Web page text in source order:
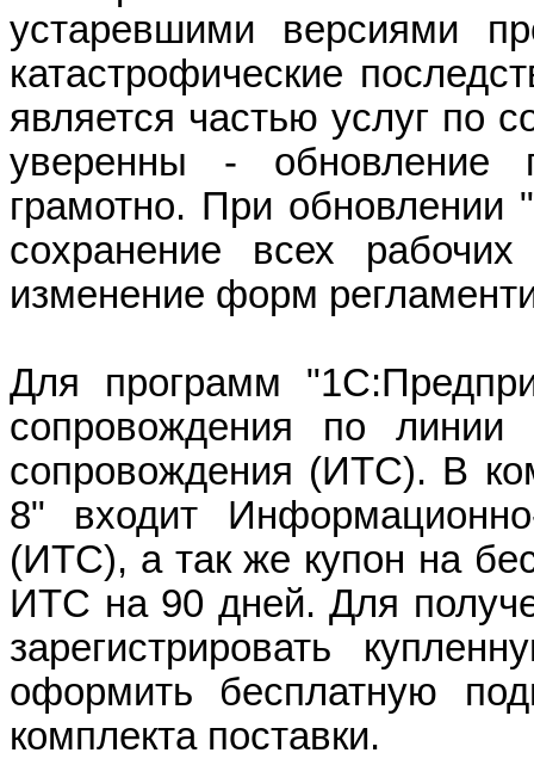
устаревшими версиями
катастрофические
является частью услуг по
уверенны - обновление
грамотно. При обновлении
сохранение всех
изменение форм
Для программ
сопровождения по линии
сопровождения (ИТС). В
8" входит Информационно-
(ИТС), а так же купон на
ИТС на 90 дней. Для
зарегистрировать
оформить бесплатную
комплекта поставки.